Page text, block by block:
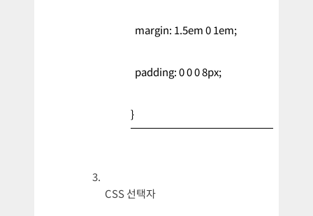
margin: 1.5em 0 1em;
padding: 0 0 0 8px;
}
CSS 선택자